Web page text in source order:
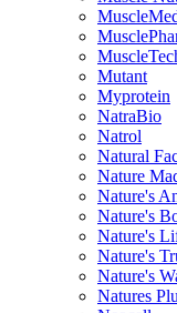
Mutant
Myprotein
NatraBio
Natrol
Natural
Nature
Nature's
Nature's
Nature's
Nature's
Nature's
Natures